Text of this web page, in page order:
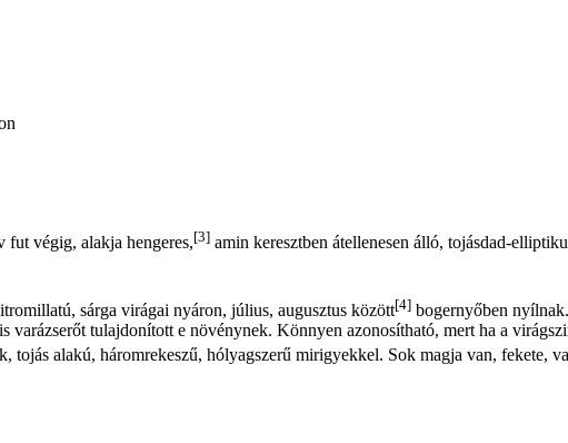
fut végig, alakja hengeres,[3] amin keresztben átellenesen álló, tojásdad-
sárga virágai nyáron, július, augusztus között[4] bogernyőben
tulajdonított e növénynek. Könnyen azonosítható, mert ha a
tojás alakú, háromrekeszű, hólyagszerű mirigyekkel. Sok magja van, fekete,